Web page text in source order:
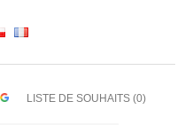
LISTE DE SOUHAITS (0)